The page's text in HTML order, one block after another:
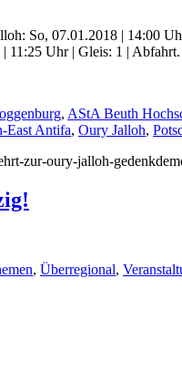
So, 07.01.2018 | 14:00
11:25 Uhr | Gleis: 1 |
, AStA Beuth
East Antifa, Oury Jalloh,
zur-oury-jalloh-
, Überregional,